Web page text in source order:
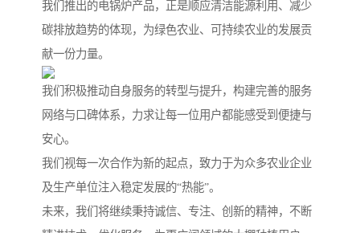
我们推出的电锅炉产品，正是顺应清洁能源利用、减少
碳排放趋势的体现，为绿色农业、可持续农业的发展贡
献一份力量。
我们积极推动自身服务的转型与提升，构建完善的服务
网络与口碑体系，力求让每一位用户都能感受到便捷与
安心。
我们视每一次合作为新的起点，致力于为众多农业企业
及生产单位注入稳定发展的“热能”。
未来，我们将继续秉持诚信、专注、创新的精神，不断